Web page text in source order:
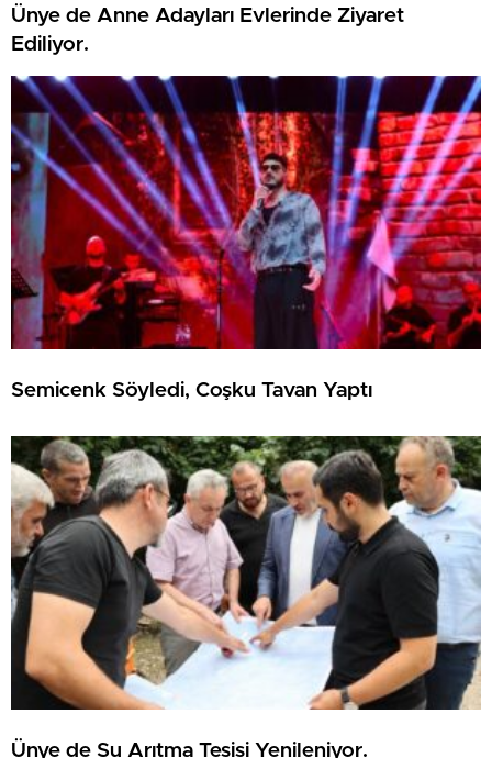
Ünye de Anne Adayları Evlerinde Ziyaret
Ediliyor.
Semicenk Söyledi, Coşku Tavan Yaptı
Ünye de Su Arıtma Tesisi Yenileniyor.